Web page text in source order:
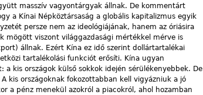
masszív vagyontárgyak állnak. De kommentárt
a Kínai Népköztársaság a globális kapitalizmus egyik
persze nem az ideológiájának, hanem az óriásira
mögött viszont világgazdasági mértékkel mérve is
állnak. Ezért Kína ez idő szerint dollártartalékai
tartalékolási funkciót erősíti. Kína ugyan
kis országok külső sokkok idején sérülékenyebbek. De
kis országoknak fokozottabban kell vigyázniuk a jó
a pénz menekül azokról a piacokról, ahol hozamban